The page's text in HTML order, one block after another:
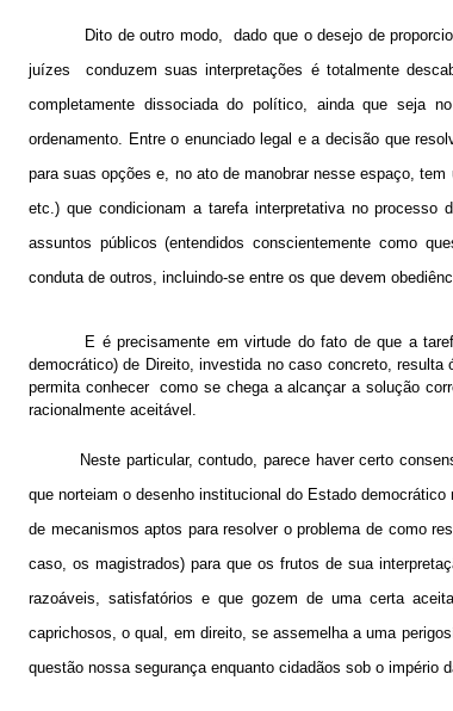
Dito de outro modo,
dado que o desejo de
juízes
conduzem suas interpretações é totalmente
completamente dissociada do político, ainda que seja
ordenamento. Entre o enunciado legal e a decisão que
para suas opções e, no ato de manobrar nesse espaço,
etc.) que condicionam a tarefa interpretativa no processo
assuntos públicos (entendidos conscientemente como
conduta de outros, incluindo-se entre os que devem
E é precisamente em virtude do fato de que a
democrático) de Direito, investida no caso concreto,
permita conhecer
como se chega a alcançar a solução
racionalmente aceitável.
Neste particular, contudo, parece haver certo
que norteiam o desenho institucional do Estado
de mecanismos aptos para resolver o problema de como
caso, os magistrados) para que os frutos de sua
razoáveis, satisfatórios e que gozem de uma certa
caprichosos, o qual, em direito, se assemelha a uma
questão nossa segurança enquanto cidadãos sob o império